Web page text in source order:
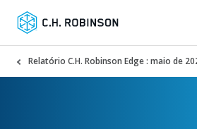
Relatório C.H. Robinson Edge : maio de